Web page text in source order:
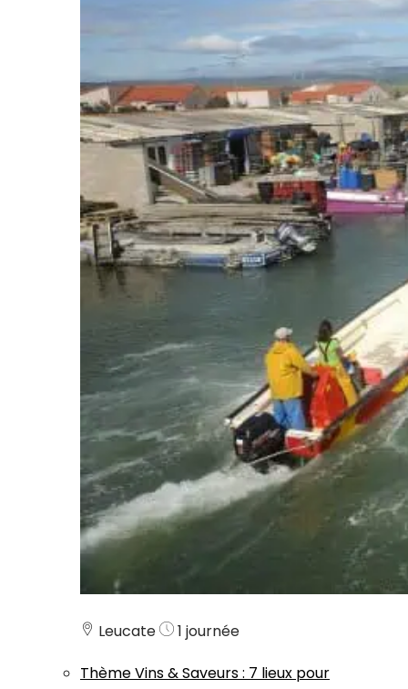
Leucate
1 journée
ThèmeVins & Saveurs: 7 lieux pour